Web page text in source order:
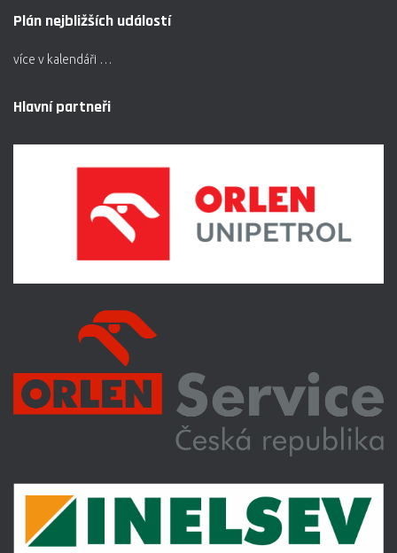
Plán nejbližších událostí
více v kalendáři …
Hlavní partneři